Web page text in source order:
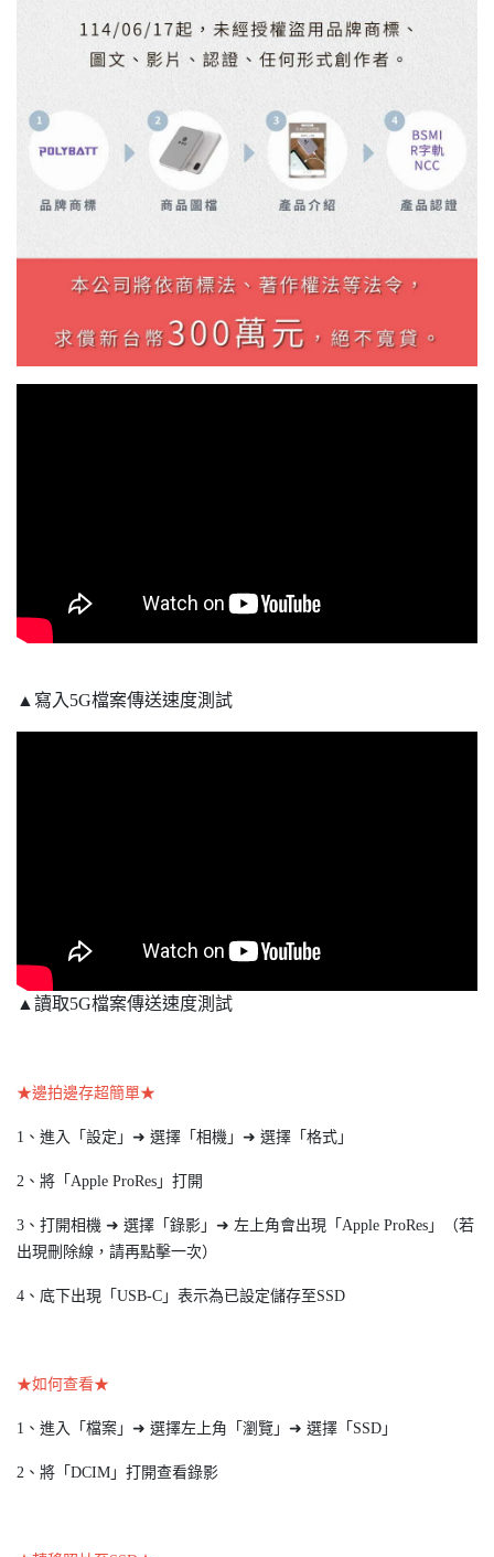
▲寫入5G檔案傳送速度測試
▲讀取5G檔案傳送速度測試
★邊拍邊存超簡單★
1、進入「設定」➜ 選擇「相機」➜ 選擇「格式」
2、將「Apple ProRes」打開
3、打開相機 ➜ 選擇「錄影」➜ 左上角會出現「Apple ProRes」（若
出現刪除線，請再點擊一次）
4、底下出現「USB-C」表示為已設定儲存至SSD
★如何查看★
1、進入「檔案」➜ 選擇左上角「瀏覽」➜ 選擇「SSD」
2、將「DCIM」打開查看錄影